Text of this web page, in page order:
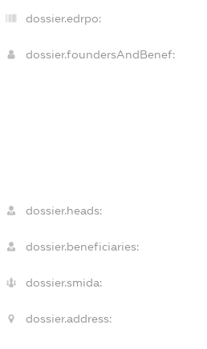
dossier.edrpo:
dossier.foundersAndBenef:
dossier.heads:
dossier.beneficiaries:
dossier.smida:
dossier.address: